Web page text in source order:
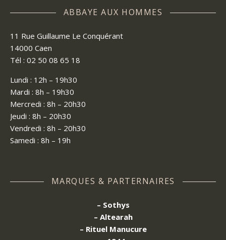
ABBAYE AUX HOMMES
11 Rue Guillaume Le Conquérant
14000 Caen
Tél : 02 50 08 65 18
Lundi : 12h – 19h30
Mardi : 8h – 19h30
Mercredi : 8h – 20h30
Jeudi : 8h – 20h30
Vendredi : 8h – 20h30
Samedi : 8h – 19h
MARQUES & PARTERNAIRES
– Sothys
– Altearah
– Rituel Manucure